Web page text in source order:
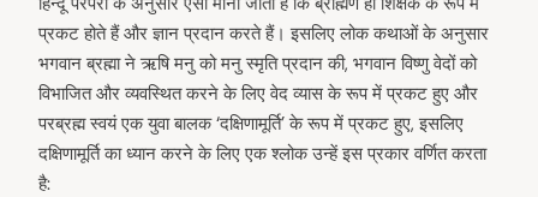
प्रकट होते हैं और ज्ञान प्रदान करते हैं। इसलिए लोक कथाओं के अनुसार
भगवान ब्रह्मा ने ऋषि मनु को मनु स्मृति प्रदान की, भगवान विष्णु वेदों को
विभाजित और व्यवस्थित करने के लिए वेद व्यास के रूप में प्रकट हुए और
परब्रह्म स्वयं एक युवा बालक ‘दक्षिणामूर्ति’ के रूप में प्रकट हुए, इसलिए
दक्षिणामूर्ति का ध्यान करने के लिए एक श्लोक उन्हें इस प्रकार वर्णित करता
है: